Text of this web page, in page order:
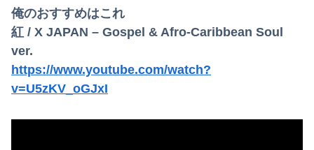
俺のおすすめはこれ
紅 / X JAPAN – Gospel & Afro-Caribbean Soul
ver.
https://www.youtube.com/watch?
v=U5zKV_oGJxI